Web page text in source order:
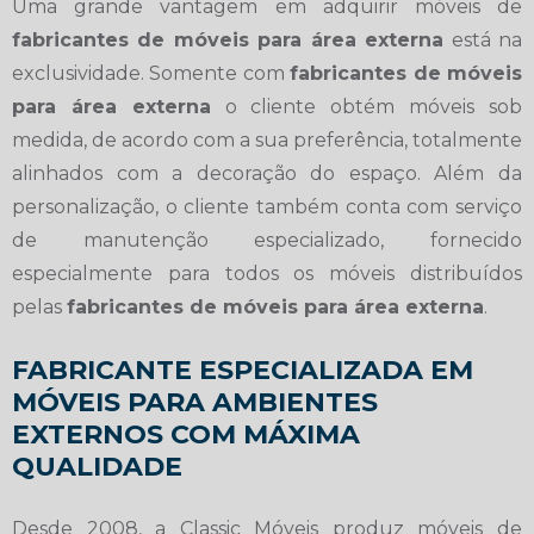
Uma grande vantagem em adquirir móveis de
fabricantes de móveis para área externa está na
exclusividade. Somente comfabricantes de móveis
para área externa o cliente obtém móveis sob
medida, de acordo com a sua preferência, totalmente
alinhados com a decoração do espaço. Além da
personalização, o cliente também conta com serviço
de manutenção especializado, fornecido
especialmente para todos os móveis distribuídos
pelas fabricantes de móveis para área externa.
FABRICANTE ESPECIALIZADA EM
MÓVEIS PARA AMBIENTES
EXTERNOS COM MÁXIMA
QUALIDADE
Desde 2008, a Classic Móveis produz móveis de